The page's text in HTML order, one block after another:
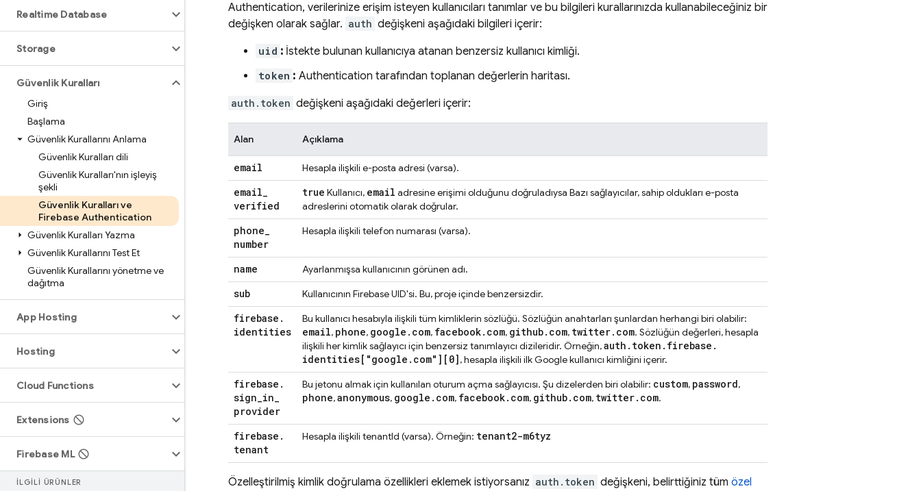
Realtime Database
Storage
Güvenlik Kuralları
Giriş
Başlama
Güvenlik Kurallarını Anlama
Güvenlik Kuralları dili
Güvenlik Kuralları'nın işleyiş
şekli
Güvenlik Kuralları ve
Firebase Authentication
Güvenlik Kuralları Yazma
Güvenlik Kurallarını Test Et
Güvenlik Kurallarını yönetme ve
dağıtma
App Hosting
Hosting
Cloud Functions
Extensions
Firebase ML
İLGİLİ ÜRÜNLER
Authentication, verilerinize erişim isteyen kullanıcıları tanımlar ve bu bilgileri kurallarınızda kullanabileceğiniz bir
değişken olarak sağlar. auth değişkeni aşağıdaki bilgileri içerir:
uid : İstekte bulunan kullanıcıya atanan benzersiz kullanıcı kimliği.
token : Authentication tarafından toplanan değerlerin haritası.
auth.token değişkeni aşağıdaki değerleri içerir:
Alan Açıklama
email Hesapla ilişkili e-posta adresi (varsa).
email_
verified
true Kullanıcı, email adresine erişimi olduğunu doğruladıysa Bazı sağlayıcılar, sahip oldukları e-posta
adreslerini otomatik olarak doğrular.
phone_
number
Hesapla ilişkili telefon numarası (varsa).
name Ayarlanmışsa kullanıcının görünen adı.
sub Kullanıcının Firebase UID'si. Bu, proje içinde benzersizdir.
firebase .
identities
Bu kullanıcı hesabıyla ilişkili tüm kimliklerin sözlüğü. Sözlüğün anahtarları şunlardan herhangi biri olabilir:
email, phone, google . com, facebook. com, github. com, twitter. com. Sözlüğün değerleri, hesapla
ilişkili her kimlik sağlayıcı için benzersiz tanımlayıcı dizileridir. Örneğin,auth . token . firebase .
identities["google . com"][0], hesapla ilişkili ilk Google kullanıcı kimliğini içerir.
firebase .
sign_in_
provider
Bu jetonu almak için kullanılan oturum açma sağlayıcısı. Şu dizelerden biri olabilir: custom, password,
phone,anonymous, google . com, facebook. com, github. com, twitter. com.
firebase .
tenant
Hesapla ilişkili tenantId (varsa). Örneğin: tenant2-m6tyz
Özelleştirilmiş kimlik doğrulama özellikleri eklemek istiyorsanız auth.token değişkeni, belirttiğiniz tüm özel